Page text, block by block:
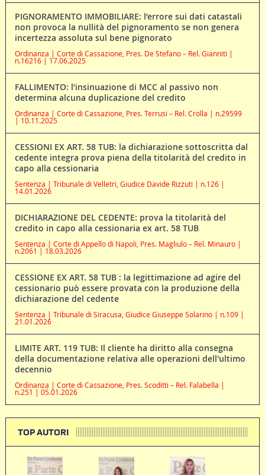
PIGNORAMENTO IMMOBILIARE: l’errore sui dati catastali
non provoca la nullità del pignoramento se non genera
incertezza assoluta sul bene pignorato
Ordinanza | Corte di Cassazione, Pres. De Stefano – Rel. Gianniti |
n.16216 | 17.06.2025
FALLIMENTO: l’insinuazione di MCC al passivo non
determina alcuna duplicazione del credito
Ordinanza | Corte di Cassazione, Pres. Terrusi – Rel. Crolla | n.29599
| 10.11.2025
CESSIONI EX ART. 58 TUB: la dichiarazione sottoscritta dal
cedente integra prova piena della titolarità del credito in
capo alla cessionaria
Sentenza | Tribunale di Velletri, Giudice Davide Rizzuti | n.126 |
14.01.2026
DICHIARAZIONE DEL CEDENTE: prova la titolarità del
credito in capo alla cessionaria ex art. 58 TUB
Sentenza | Corte di Appello di Napoli, Pres. Magliulo – Rel. Minauro |
n.2061 | 18.03.2026
CESSIONE EX ART. 58 TUB : la legittimazione ad agire del
cessionario può essere provata con la produzione della
dichiarazione del cedente
Sentenza | Tribunale di Siracusa, Giudice Giuseppe Solarino | n.109 |
21.01.2026
LIMITE ART. 119 TUB: Il cliente ha diritto alla consegna
della documentazione relativa alle operazioni dell'ultimo
decennio
Ordinanza | Corte di Cassazione, Pres. Scoditti – Rel. Falabella |
n.251 | 05.01.2026
TOP AUTORI